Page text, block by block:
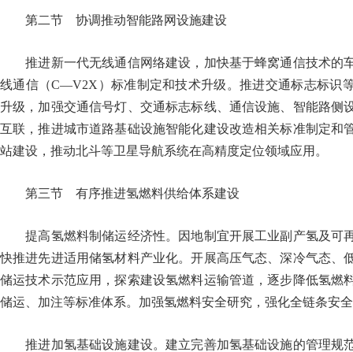
第二节 协调推动智能路网设施建设
推进新一代无线通信网络建设，加快基于蜂窝通信技术的
线通信（C—V2X）标准制定和技术升级。推进交通标志标识
升级，加强交通信号灯、交通标志标线、通信设施、智能路侧
互联，推进城市道路基础设施智能化建设改造相关标准制定和
站建设，推动北斗等卫星导航系统在高精度定位领域应用。
第三节 有序推进氢燃料供给体系建设
提高氢燃料制储运经济性。因地制宜开展工业副产氢及可
快推进先进适用储氢材料产业化。开展高压气态、深冷气态、
储运技术示范应用，探索建设氢燃料运输管道，逐步降低氢燃
储运、加注等标准体系。加强氢燃料安全研究，强化全链条安
推进加氢基础设施建设。建立完善加氢基础设施的管理规